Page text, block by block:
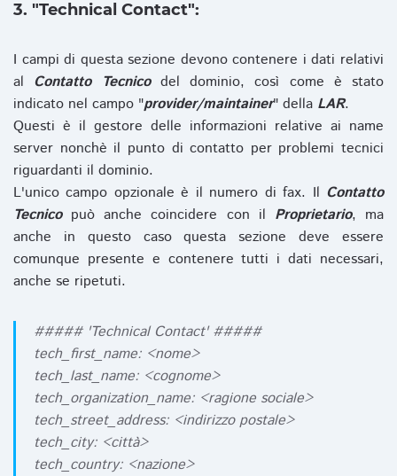
3. "Technical Contact":
I campi di questa sezione devono contenere i dati relativi
al Contatto Tecnicodel dominio, così come è stato
indicato nel campo "provider/maintainer" della LAR.
Questi è il gestore delle informazioni relative ai name
server nonchè il punto di contatto per problemi tecnici
riguardanti il dominio.
L'unico campo opzionale è il numero di fax. Il Contatto
Tecnicopuò anche coincidere con il Proprietario, ma
anche in questo caso questa sezione deve essere
comunque presente e contenere tutti i dati necessari,
anche se ripetuti.
##### 'Technical Contact' #####
tech_first_name: <nome>
tech_last_name: <cognome>
tech_organization_name: <ragione sociale>
tech_street_address: <indirizzo postale>
tech_city: <città>
tech_country: <nazione>